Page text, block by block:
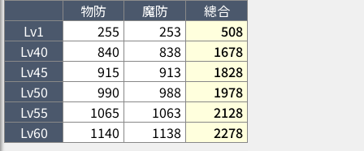
物防
魔防
總合
Lv1
255 253
508
Lv40 840 838
1678
Lv45 915 913
1828
Lv50 990 988
1978
Lv55 1065 1063
2128
Lv60 1140 1138
2278